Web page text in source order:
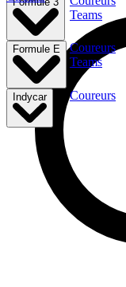
Teams
Formule E
Coureurs
Teams
Indycar Coureurs